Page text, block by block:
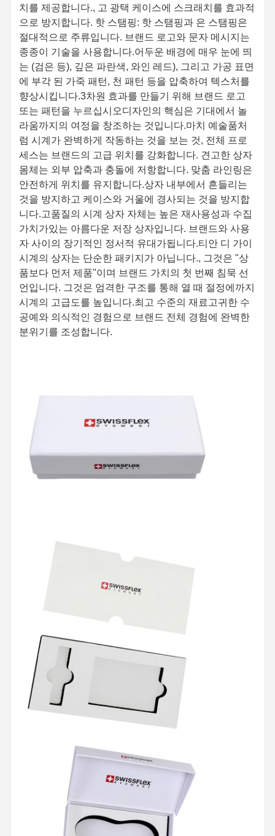
미용 포장 상자
식품 포장 상자
맞춤형 의류 포장
전자 제품 패키징
치를 제공합니다., 고 광택 케이스에 스크래치를 효과적
으로 방지합니다. 핫 스탬핑: 핫 스탬핑과 은 스탬핑은
절대적으로 주류입니다. 브랜드 로고와 문자 메시지는
종종이 기술을 사용합니다.어두운 배경에 매우 눈에 띄
는 (검은 등), 깊은 파란색, 와인 레드), 그리고 가공 표면
에 부각 된 가죽 패턴, 천 패턴 등을 압축하여 텍스처를
향상시킵니다.3차원 효과를 만들기 위해 브랜드 로고
또는 패턴을 누르십시오디자인의 핵심은 기대에서 놀
라움까지의 여정을 창조하는 것입니다.마치 예술품처
럼 시계가 완벽하게 작동하는 것을 보는 것, 전체 프로
세스는 브랜드의 고급 위치를 강화합니다. 견고한 상자
몸체는 외부 압축과 충돌에 저항합니다. 맞춤 라인링은
안전하게 위치를 유지합니다.상자 내부에서 흔들리는
것을 방지하고 케이스와 거울에 경사되는 것을 방지합
니다.고품질의 시계 상자 자체는 높은 재사용성과 수집
가치가있는 아름다운 저장 상자입니다. 브랜드와 사용
자 사이의 장기적인 정서적 유대가됩니다.티안 디 가이
시계의 상자는 단순한 패키지가 아닙니다., 그것은 "상
품보다 먼저 제품"이며 브랜드 가치의 첫 번째 침묵 선
언입니다. 그것은 엄격한 구조를 통해 열 때 절정에까지
시계의 고급도를 높입니다.최고 수준의 재료고귀한 수
공예와 의식적인 경험으로 브랜드 전체 경험에 완벽한
분위기를 조성합니다.